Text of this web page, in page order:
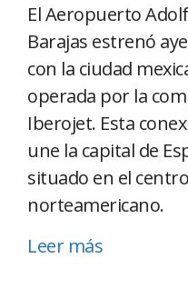
El Aeropuerto
Barajas estrenó
con la ciudad
operada por la
Iberojet. Esta
une la capital de
situado en el
norteamericano.
Leer más